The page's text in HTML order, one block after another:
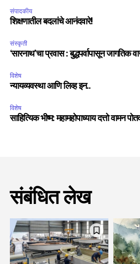
संपादकीय
शिक्षणातील बदलांचे आनंदवारे!
संस्कृती
‘सारनाथ’चा प्रवास : बुद्धपर्वापासून जागतिक
विशेष
न्यायव्यवस्था आणि लिव्ह इन..
विशेष
साहित्यिक भीष्म: महामहोपाध्याय दत्तो वामन
संबंधित लेख